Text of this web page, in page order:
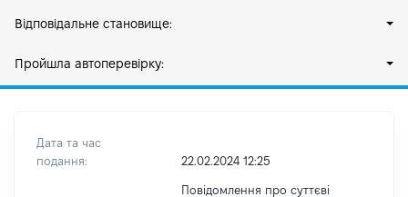
Відповідальне становище:
Пройшла автоперевірку:
Дата та час
подання:
22.02.2024 12:25
Повідомлення про суттєві